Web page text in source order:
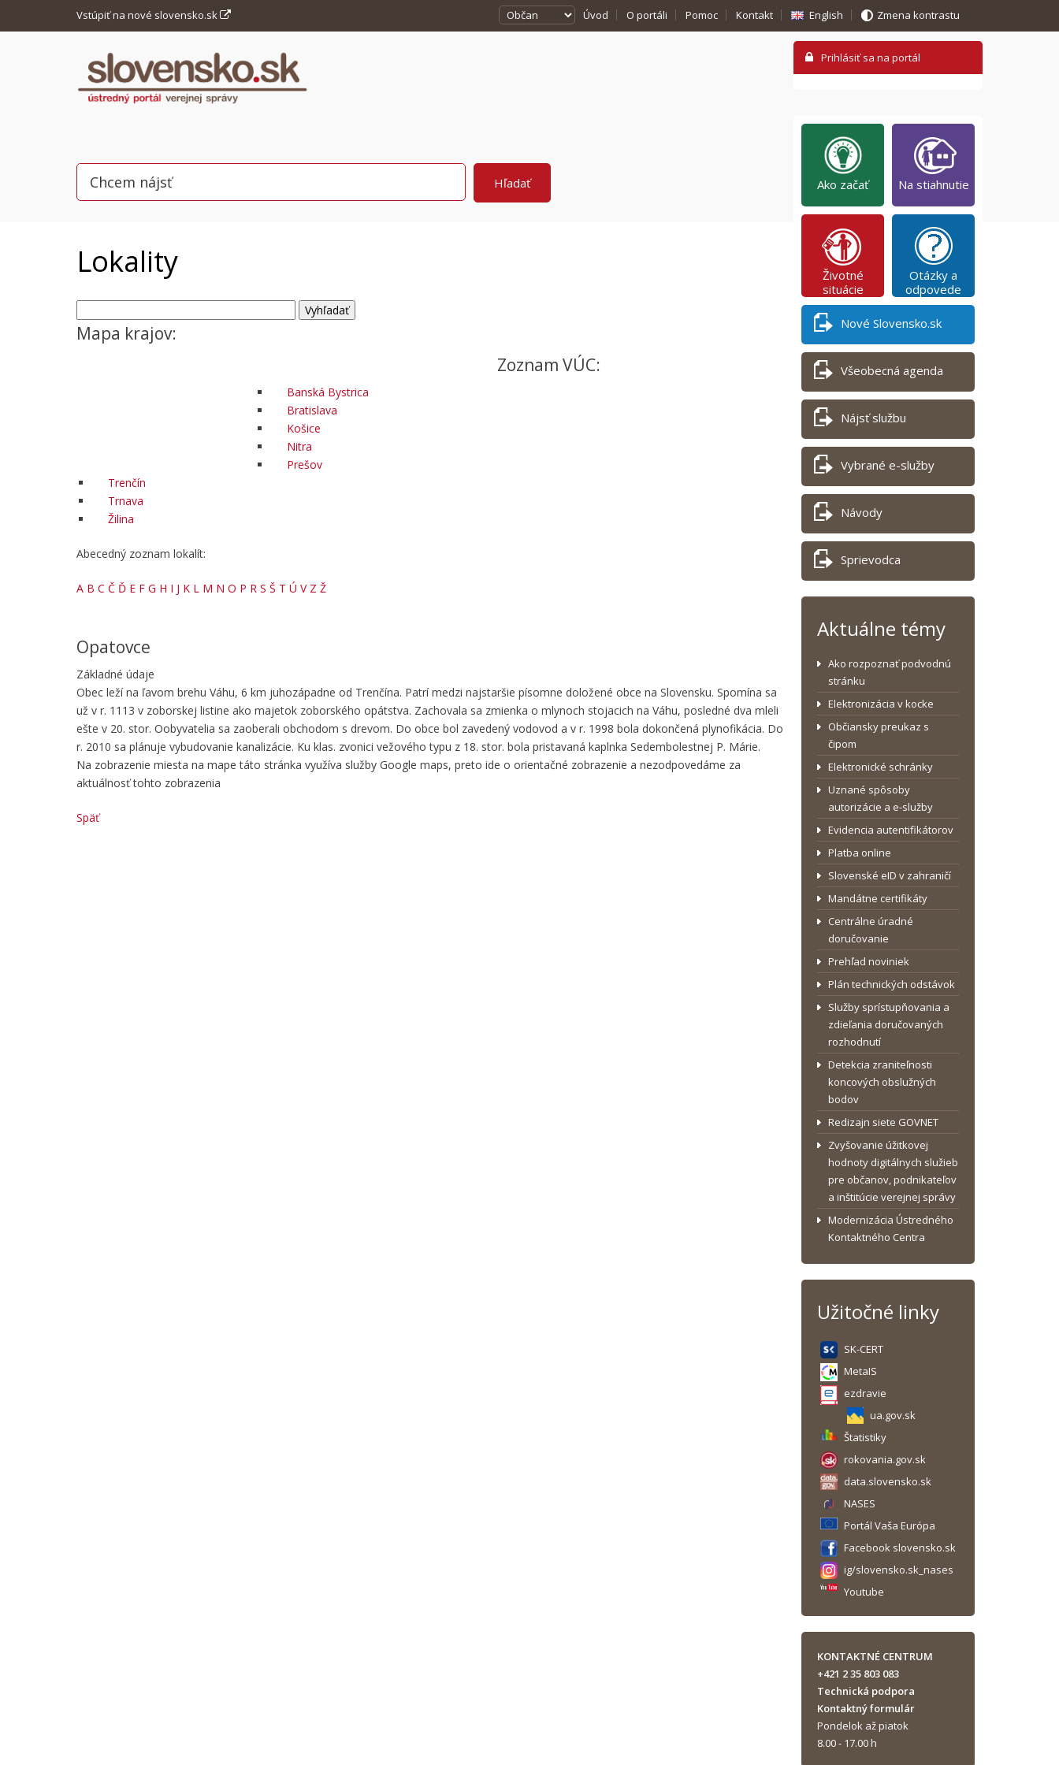
Vstúpiť na nové slovensko.sk Úvod O portáli Pomoc Kontakt English Zmena kontrastu
Lokality
Mapa krajov:
Zoznam VÚC:
Banská Bystrica
Bratislava
Košice
Nitra
Prešov
Trenčín
Trnava
Žilina
Abecedný zoznam lokalít:
A B C Č Ď E F G H I J K L M N O P R S Š T Ú V Z Ž
Opatovce
Základné údaje
Obec leží na ľavom brehu Váhu, 6 km juhozápadne od Trenčína. Patrí medzi najstaršie písomne doložené obce na Slovensku. Spomína sa
už v r. 1113 v zoborskej listine ako majetok zoborského opátstva. Zachovala sa zmienka o mlynoch stojacich na Váhu, posledné dva mleli
ešte v 20. stor. Oobyvatelia sa zaoberali obchodom s drevom. Do obce bol zavedený vodovod a v r. 1998 bola dokončená plynofikácia. Do
r. 2010 sa plánuje vybudovanie kanalizácie. Ku klas. zvonici vežového typu z 18. stor. bola pristavaná kaplnka Sedembolestnej P. Márie.
Na zobrazenie miesta na mape táto stránka využíva služby Google maps, preto ide o orientačné zobrazenie a nezodpovedáme za
aktuálnosť tohto zobrazenia
Späť
Ako začať Na stiahnutie
Životné
situácie
Otázky a
odpovede
Nové Slovensko.sk
Všeobecná agenda
Nájsť službu
Vybrané e-služby
Návody
Sprievodca
Aktuálne témy
Ako rozpoznať podvodnú
stránku
Elektronizácia v kocke
Občiansky preukaz s
čipom
Elektronické schránky
Uznané spôsoby
autorizácie a e-služby
Evidencia autentifikátorov
Platba online
Slovenské eID v zahraničí
Mandátne certifikáty
Centrálne úradné
doručovanie
Prehľad noviniek
Plán technických odstávok
Služby sprístupňovania a
zdieľania doručovaných
rozhodnutí
Detekcia zraniteľnosti
koncových obslužných
bodov
Redizajn siete GOVNET
Zvyšovanie úžitkovej
hodnoty digitálnych služieb
pre občanov, podnikateľov
a inštitúcie verejnej správy
Modernizácia Ústredného
Kontaktného Centra
Užitočné linky
SK-CERT
MetaIS
ezdravie
ua.gov.sk
Štatistiky
rokovania.gov.sk
data.slovensko.sk
NASES
Portál Vaša Európa
Facebook slovensko.sk
ig/slovensko.sk_nases
Youtube
KONTAKTNÉ CENTRUM
+421 2 35 803 083
Technická podpora
Kontaktný formulár
Pondelok až piatok
8.00 - 17.00 h